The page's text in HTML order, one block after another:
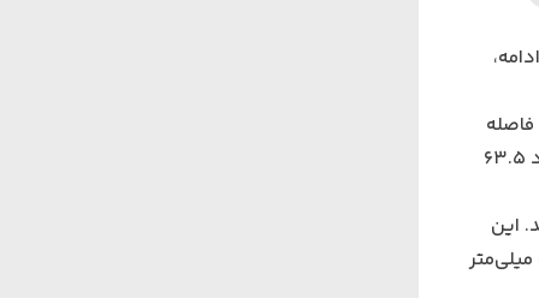
کانونی معمولاً بر حسب اینچ یا میلی‌متر بیان می‌شود؛ برای مثال، لنزی با فاصله کانونی ۲ اینچ (حدود ۵۰.۸ میلی‌متر) یا ۲.۵ اینچ (حدود ۶۳.۵
این
فاصله باید با فاصله کانونی لنز مطابقت داشته باشد. برای مثال، اگر لنز شما دارای فاصله کانونی ۲ اینچ است، باید فاصله‌ای حدود ۵۸ میلی‌متر